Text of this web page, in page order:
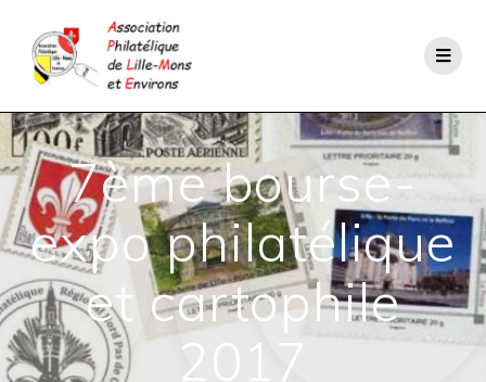
7ème bourse-
expo philatélique
et cartophile
2017